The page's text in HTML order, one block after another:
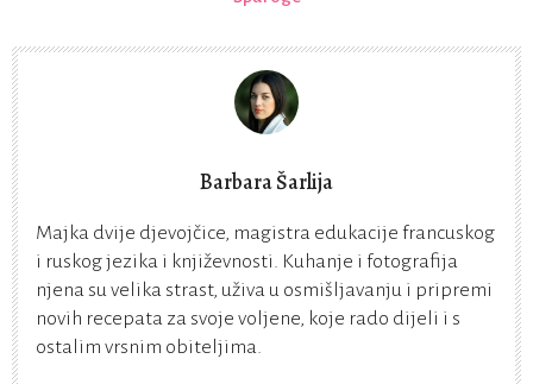
Barbara Šarlija
Majka dvije djevojčice, magistra edukacije francuskog
i ruskog jezika i književnosti. Kuhanje i fotografija
njena su velika strast, uživa u osmišljavanju i pripremi
novih recepata za svoje voljene, koje rado dijeli i s
ostalim vrsnim obiteljima.